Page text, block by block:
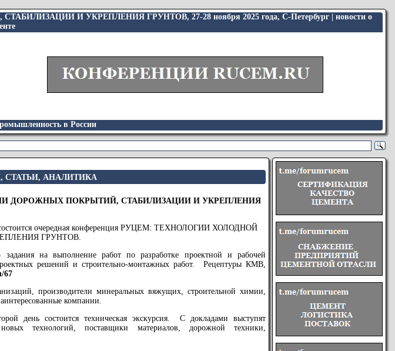
И УКРЕПЛЕНИЯ ГРУНТОВ, 27-28 ноября 2025 года, С-Петербург | новости о
в России
СТАТЬИ, АНАЛИТИКА
ДОРОЖНЫХ ПОКРЫТИЙ, СТАБИЛИЗАЦИИ И УКРЕПЛЕНИЯ
состоится очередная конференция РУЦЕМ: ТЕХНОЛОГИИ ХОЛОДНОЙ
ГРУНТОВ.
на выполнение работ по разработке проектной и рабочей
решений и строительно-монтажных работ. Рецептуры КМВ,
67
производители минеральных вяжущих, строительной химии,
компании.
день состоится техническая экскурсия. С докладами выступят
новых технологий, поставщики материалов, дорожной техники,